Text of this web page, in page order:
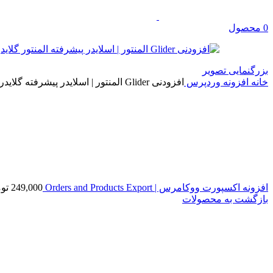
0 محصول
بزرگنمایی تصویر
خانه افزونه وردپرس افزودنی Glider المنتور | اسلایدر پیشرفته گلایدر
افزونه اکسپورت ووکامرس | Orders and Products Export 249,000
بازگشت به محصولات